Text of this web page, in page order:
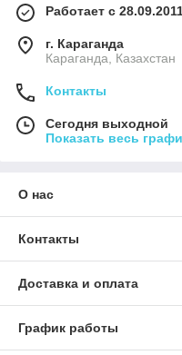
Работает с
г. Караганда
Караганда, Казахстан
Контакты
Сегодня выходной
Показать весь
О нас
Контакты
Доставка и оплата
График работы